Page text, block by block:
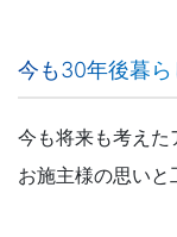
今も30年後暮ら
今も将来も考え
お施主様の思いと